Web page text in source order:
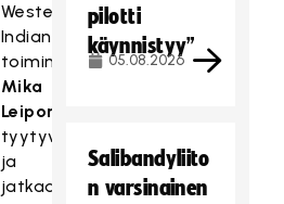
Westend
Indiansin
toiminnanjohtaja
Mika
Leiponen
tyytyväisenä
ja
jatkaa:
pilotti
käynnistyy”
05.08.2026
Salibandyliito
n varsinainen